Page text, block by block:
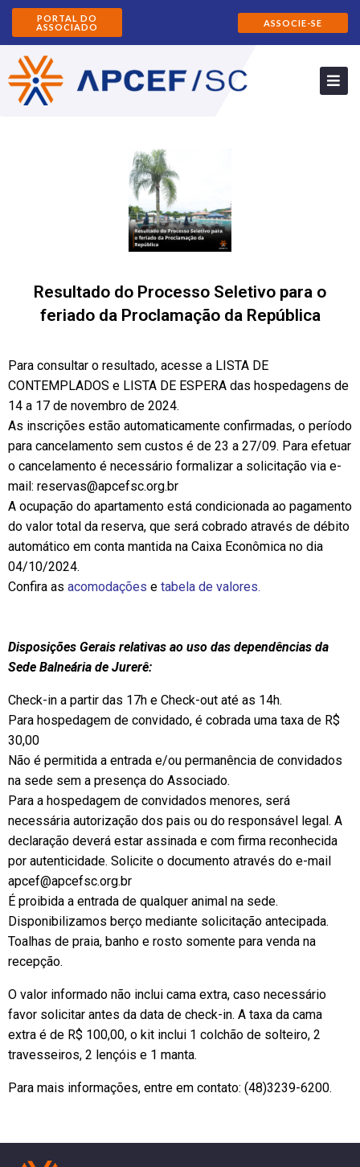
PORTAL DO
ASSOCIADO
ASSOCIE-SE
Resultado do Processo Seletivo para o
feriado da Proclamação da República
Para consultar o resultado, acesse a LISTA DE
CONTEMPLADOS e LISTA DE ESPERA das hospedagens de
14 a 17 de novembro de 2024.
As inscrições estão automaticamente confirmadas, o período
para cancelamento sem custos é de 23 a 27/09. Para efetuar
o cancelamento é necessário formalizar a solicitação via e-
mail: reservas@apcefsc.org.br
A ocupação do apartamento está condicionada ao pagamento
do valor total da reserva, que será cobrado através de débito
automático em conta mantida na Caixa Econômica no dia
04/10/2024.
Confira as acomodações e tabela de valores.
Disposições Gerais relativas ao uso das dependências da
Sede Balneária de Jurerê:
Check-in a partir das 17h e Check-out até as 14h.
Para hospedagem de convidado, é cobrada uma taxa de R$
30,00
Não é permitida a entrada e/ou permanência de convidados
na sede sem a presença do Associado.
Para a hospedagem de convidados menores, será
necessária autorização dos pais ou do responsável legal. A
declaração deverá estar assinada e com firma reconhecida
por autenticidade. Solicite o documento através do e-mail
apcef@apcefsc.org.br
É proibida a entrada de qualquer animal na sede.
Disponibilizamos berço mediante solicitação antecipada.
Toalhas de praia, banho e rosto somente para venda na
recepção.
O valor informado não inclui cama extra, caso necessário
favor solicitar antes da data de check-in. A taxa da cama
extra é de R$ 100,00, o kit inclui 1 colchão de solteiro, 2
travesseiros, 2 lençóis e 1 manta.
Para mais informações, entre em contato: (48)3239-6200.